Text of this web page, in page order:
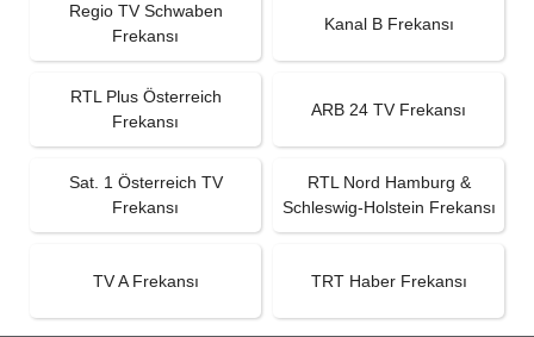
Regio TV Schwaben
Frekansı
Kanal B Frekansı
RTL Plus Österreich
Frekansı
ARB 24 TV Frekansı
Sat. 1 Österreich TV
Frekansı
RTL Nord Hamburg &
Schleswig-Holstein Frekansı
TV A Frekansı TRT Haber Frekansı